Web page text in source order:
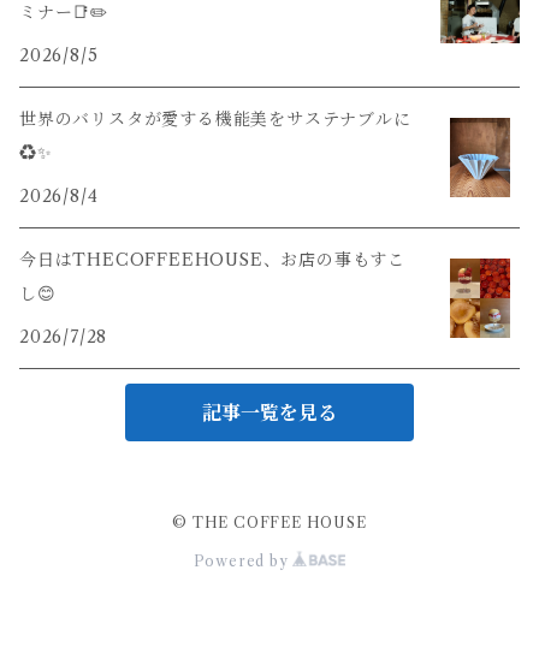
ミナー📑✏️
2026/8/5
世界のバリスタが愛する機能美をサステナブルに
♻️✨
2026/8/4
今日はTHECOFFEEHOUSE、お店の事もすこ
し😊
2026/7/28
記事一覧を見る
© THE COFFEE HOUSE
Powered by